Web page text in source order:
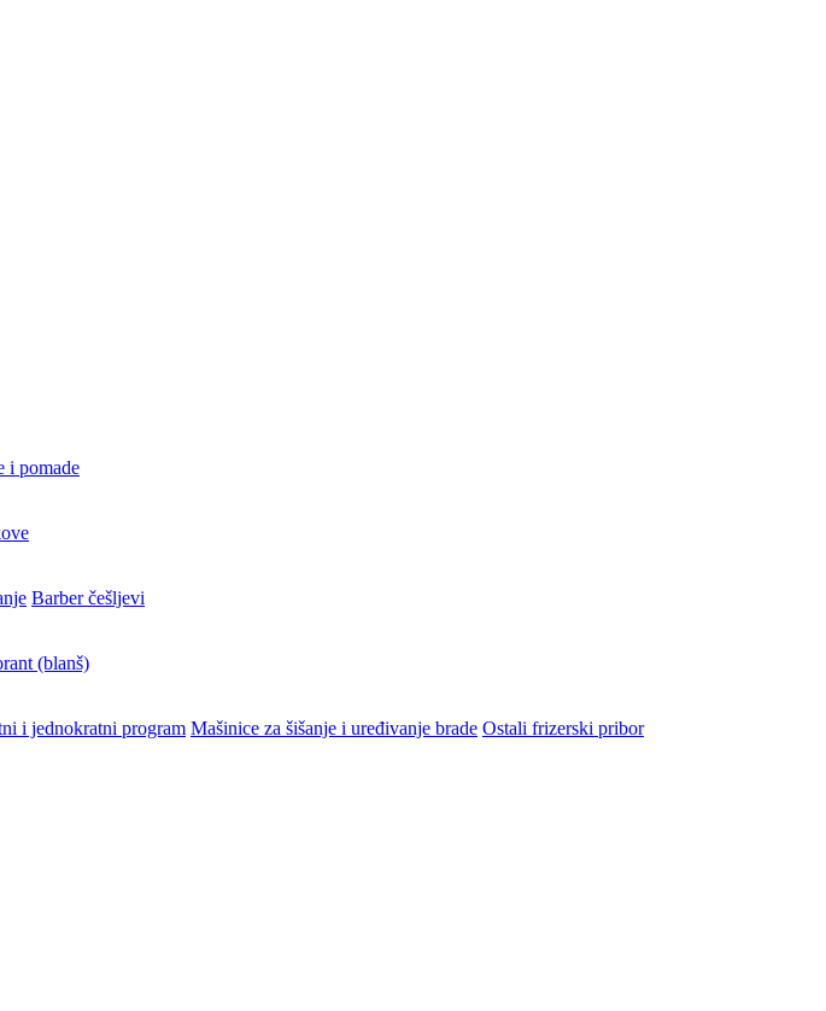
i pomade
Barber češljevi
(blanš)
i jednokratni program Mašinice za šišanje i uređivanje brade Ostali frizerski pribor